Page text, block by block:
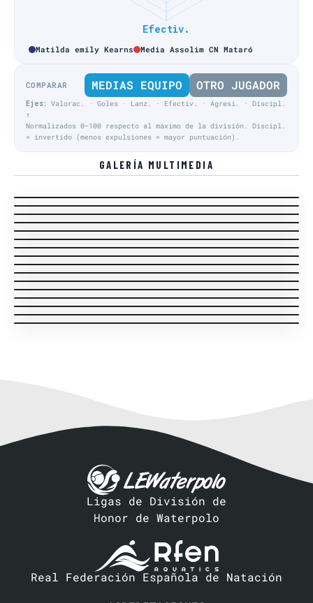
Matilda emily Kearns Media Assolim CN Mataró
COMPARAR MEDIAS EQUIPO OTRO JUGADOR
Ejes:
Valorac. · Goles · Lanz. · Efectiv. · Agresi. · Discipl.
↑
Normalizados 0–100 respecto al máximo de la división. Discipl.
= invertido (menos expulsiones = mayor puntuación).
GALERÍA MULTIMEDIA
Play-Off Título · Final · PT-FN
Play-Off Título · Final · PT-FN
Play-Off Título · Final · PT-FN
Play-Off Título · Semifinal 2 · PT-SF2
Play-Off Título · Semifinal 2 · PT-SF2
Play-Off Título · Semifinal 2 · PT-SF2
Play-Off Título · Semifinal 2 · PT-SF2
Play-Off Título · Semifinal 2 · PT-SF2
Play-Off Título · Semifinal 2 · PT-SF2
Play-Off Título · Semifinal 2 · PT-SF2
Liga Regular · J21
Liga Regular · J20
Liga Regular · J19
Liga Regular · J17
Ligas de División de
Honor de Waterpolo
Real Federación Española de Natación